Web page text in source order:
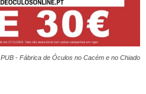
PUB - Fábrica de Óculos no Cacém e no Chiado